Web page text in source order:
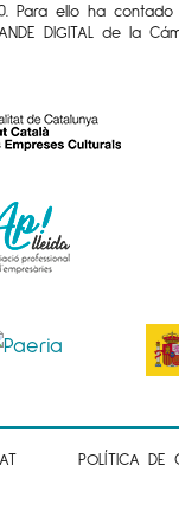
Para ello ha
DIGITAL de la
POLÍTICA DE